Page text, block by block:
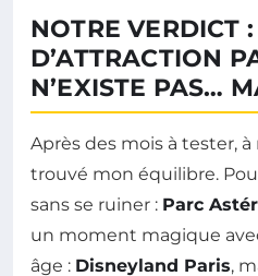
NOTRE VERDICT
D’ATTRACTION
N’EXISTE PAS…
Après des mois à tester, à
trouvé mon équilibre.
sans se ruiner : Parc
un moment magique
âge : Disneyland Paris,